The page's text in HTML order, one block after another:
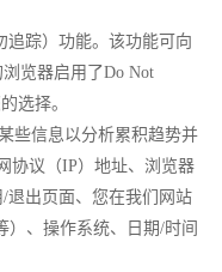
追踪）功能。该功能可向
览器启用了Do Not
选择。
些信息以分析累积趋势并
协议（IP）地址、浏览器
退出页面、您在我们网站
）、操作系统、日期/时间